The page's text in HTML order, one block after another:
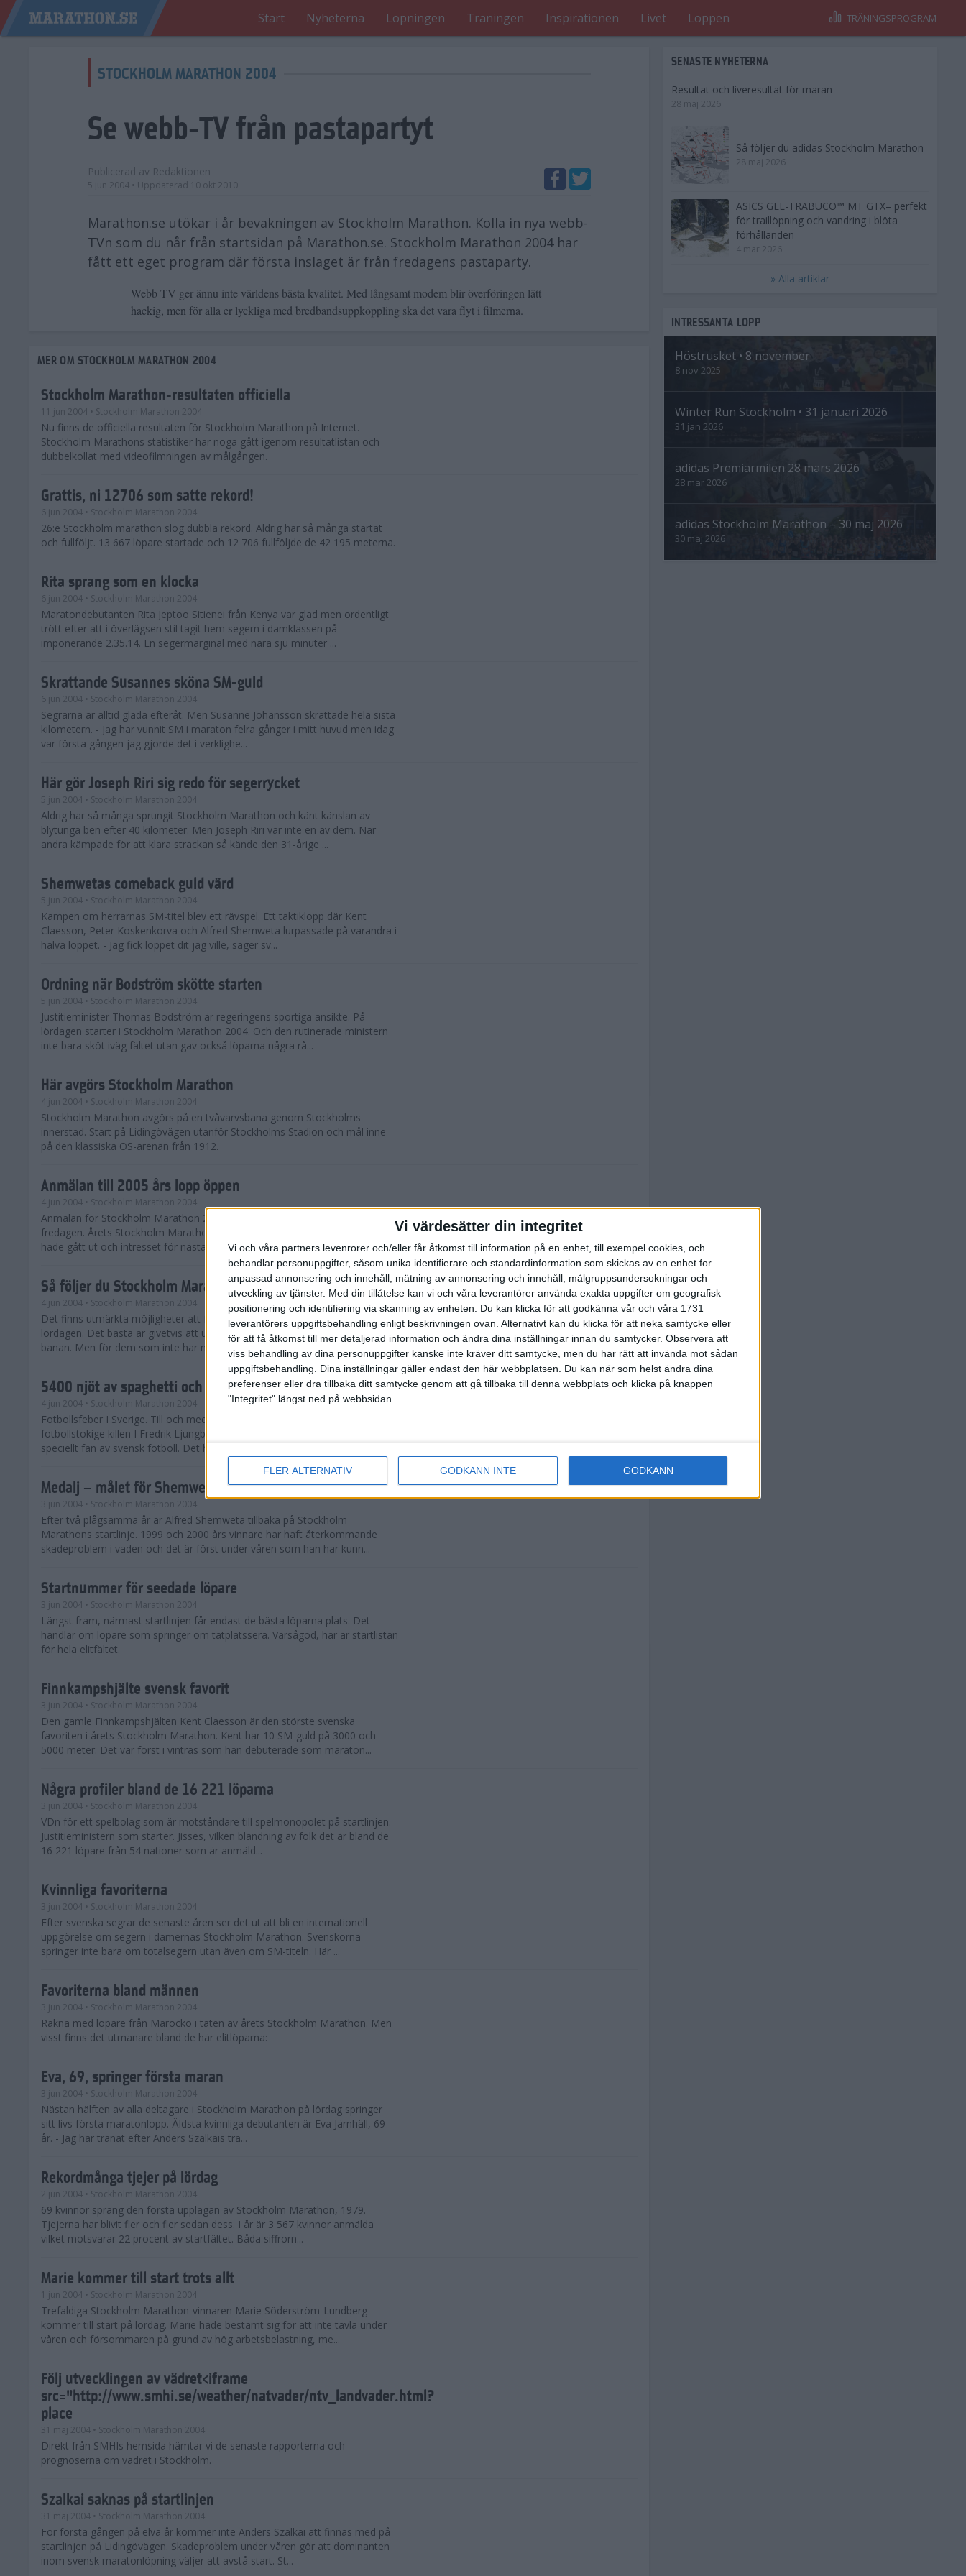
Vi värdesätter din integritet
Vi och våra partners levenrorer och/eller får åtkomst till information på en enhet, till exempel cookies, och
behandlar personuppgifter, såsom unika identifierare och standardinformation som skickas av en enhet for
anpassad annonsering och innehåll, mätning av annonsering och innehåll, målgruppsundersokningar och
utveckling av tjänster. Med din tillåtelse kan vi och våra leverantörer använda exakta uppgifter om geografisk
positionering och identifiering via skanning av enheten. Du kan klicka för att godkänna vår och våra 1731
leverantörers uppgiftsbehandling enligt beskrivningen ovan. Alternativt kan du klicka för att neka samtycke eller
för att få åtkomst till mer detaljerad information och ändra dina inställningar innan du samtycker. Observera att
viss behandling av dina personuppgifter kanske inte kräver ditt samtycke, men du har rätt att invända mot sådan
uppgiftsbehandling. Dina inställningar gäller endast den här webbplatsen. Du kan när som helst ändra dina
preferenser eller dra tillbaka ditt samtycke genom att gå tillbaka till denna webbplats och klicka på knappen
"Integritet" längst ned på webbsidan.
FLER ALTERNATIV GODKÄNN INTE GODKÄNN
Start Nyheterna Löpningen Träningen Inspirationen Livet Loppen TRÄNINGSPROGRAM
STOCKHOLM MARATHON 2004
Se webb-TV från pastapartyt
Publicerad av Redaktionen
5 jun 2004 • Uppdaterad 10 okt 2010
Marathon.se utökar i år bevakningen av Stockholm Marathon. Kolla in nya webb-
TVn som du når från startsidan på Marathon.se. Stockholm Marathon 2004 har
fått ett eget program där första inslaget är från fredagens pastaparty.
Webb-TV ger ännu inte världens bästa kvalitet. Med långsamt modem blir överföringen lätt
hackig, men för alla er lyckliga med bredbandsuppkoppling ska det vara flyt i filmerna.
MER OM STOCKHOLM MARATHON 2004
Stockholm Marathon-resultaten officiella
11 jun 2004 • Stockholm Marathon 2004
Nu finns de officiella resultaten för Stockholm Marathon på Internet.
Stockholm Marathons statistiker har noga gått igenom resultatlistan och
dubbelkollat med videofilmningen av målgången.
Grattis, ni 12706 som satte rekord!
6 jun 2004 • Stockholm Marathon 2004
26:e Stockholm marathon slog dubbla rekord. Aldrig har så många startat
och fullföljt. 13 667 löpare startade och 12 706 fullföljde de 42 195 meterna.
Rita sprang som en klocka
6 jun 2004 • Stockholm Marathon 2004
Maratondebutanten Rita Jeptoo Sitienei från Kenya var glad men ordentligt
trött efter att i överlägsen stil tagit hem segern i damklassen på
imponerande 2.35.14. En segermarginal med nära sju minuter ...
Skrattande Susannes sköna SM-guld
6 jun 2004 • Stockholm Marathon 2004
Segrarna är alltid glada efteråt. Men Susanne Johansson skrattade hela sista
kilometern. - Jag har vunnit SM i maraton felra gånger i mitt huvud men idag
var första gången jag gjorde det i verklighe...
Här gör Joseph Riri sig redo för segerrycket
5 jun 2004 • Stockholm Marathon 2004
Aldrig har så många sprungit Stockholm Marathon och känt känslan av
blytunga ben efter 40 kilometer. Men Joseph Riri var inte en av dem. När
andra kämpade för att klara sträckan så kände den 31-årige ...
Shemwetas comeback guld värd
5 jun 2004 • Stockholm Marathon 2004
Kampen om herrarnas SM-titel blev ett rävspel. Ett taktiklopp där Kent
Claesson, Peter Koskenkorva och Alfred Shemweta lurpassade på varandra i
halva loppet. - Jag fick loppet dit jag ville, säger sv...
Ordning när Bodström skötte starten
5 jun 2004 • Stockholm Marathon 2004
Justitieminister Thomas Bodström är regeringens sportiga ansikte. På
lördagen starter i Stockholm Marathon 2004. Och den rutinerade ministern
inte bara sköt iväg fältet utan gav också löparna några rå...
Här avgörs Stockholm Marathon
4 jun 2004 • Stockholm Marathon 2004
Stockholm Marathon avgörs på en tvåvarvsbana genom Stockholms
innerstad. Start på Lidingövägen utanför Stockholms Stadion och mål inne
på den klassiska OS-arenan från 1912.
Anmälan till 2005 års lopp öppen
4 jun 2004 • Stockholm Marathon 2004
Anmälan för Stockholm Marathon 2005 öppnade officiellt redan på
fredagen. Årets Stockholm Marathon blev fullt redan innan anmälningstiden
hade gått ut och intresset för nästa års lopp lördagen den 4 j...
Så följer du Stockholm Marathon
4 jun 2004 • Stockholm Marathon 2004
Det finns utmärkta möjligheter att följa Stockholm Marathon under
lördagen. Det bästa är givetvis att uppleva loppet som åskådare längs
banan. Men för dem som inte har möjlighet att vara på plats i S...
5400 njöt av spaghetti och sol
4 jun 2004 • Stockholm Marathon 2004
Fotbollsfeber I Sverige. Till och med på Barillas pastaparty. Men den
fotbollstokige killen I Fredrik Ljungbergs landslagströja är inte som ni tror en
speciellt fan av svensk fotboll. Det handlar om e...
Medalj – målet för Shemweta
3 jun 2004 • Stockholm Marathon 2004
Efter två plågsamma år är Alfred Shemweta tillbaka på Stockholm
Marathons startlinje. 1999 och 2000 års vinnare har haft återkommande
skadeproblem i vaden och det är först under våren som han har kunn...
Startnummer för seedade löpare
3 jun 2004 • Stockholm Marathon 2004
Längst fram, närmast startlinjen får endast de bästa löparna plats. Det
handlar om löpare som springer om tätplatssera. Varsågod, här är startlistan
för hela elitfältet.
Finnkampshjälte svensk favorit
3 jun 2004 • Stockholm Marathon 2004
Den gamle Finnkampshjälten Kent Claesson är den störste svenska
favoriten i årets Stockholm Marathon. Kent har 10 SM-guld på 3000 och
5000 meter. Det var först i vintras som han debuterade som maraton...
Några profiler bland de 16 221 löparna
3 jun 2004 • Stockholm Marathon 2004
VDn för ett spelbolag som är motståndare till spelmonopolet på startlinjen.
Justitieministern som starter. Jisses, vilken blandning av folk det är bland de
16 221 löpare från 54 nationer som är anmäld...
Kvinnliga favoriterna
3 jun 2004 • Stockholm Marathon 2004
Efter svenska segrar de senaste åren ser det ut att bli en internationell
uppgörelse om segern i damernas Stockholm Marathon. Svenskorna
springer inte bara om totalsegern utan även om SM-titeln. Här ...
Favoriterna bland männen
3 jun 2004 • Stockholm Marathon 2004
Räkna med löpare från Marocko i täten av årets Stockholm Marathon. Men
visst finns det utmanare bland de här elitlöparna:
Eva, 69, springer första maran
3 jun 2004 • Stockholm Marathon 2004
Nästan hälften av alla deltagare i Stockholm Marathon på lördag springer
sitt livs första maratonlopp. Äldsta kvinnliga debutanten är Eva Järnhäll, 69
år. - Jag har tränat efter Anders Szalkais trä...
Rekordmånga tjejer på lördag
2 jun 2004 • Stockholm Marathon 2004
69 kvinnor sprang den första upplagan av Stockholm Marathon, 1979.
Tjejerna har blivit fler och fler sedan dess. I år är 3 567 kvinnor anmälda
vilket motsvarar 22 procent av startfältet. Båda siffrorn...
Marie kommer till start trots allt
1 jun 2004 • Stockholm Marathon 2004
Trefaldiga Stockholm Marathon-vinnaren Marie Söderström-Lundberg
kommer till start på lördag. Marie hade bestämt sig för att inte tävla under
våren och försommaren på grund av hög arbetsbelastning, me...
Följ utvecklingen av vädret<iframe
src="http://www.smhi.se/weather/natvader/ntv_landvader.html?
place
31 maj 2004 • Stockholm Marathon 2004
Direkt från SMHIs hemsida hämtar vi de senaste rapporterna och
prognoserna om vädret i Stockholm.
Szalkai saknas på startlinjen
31 maj 2004 • Stockholm Marathon 2004
För första gången på elva år kommer inte Anders Szalkai att finnas med på
startlinjen på Lidingövägen. Skadeproblem under våren gör att dominanten
inom svensk maratonlöpning väljer att avstå start. St...
SENASTE NYHETERNA
Resultat och liveresultat för maran
28 maj 2026
Så följer du adidas Stockholm Marathon
28 maj 2026
ASICS GEL-TRABUCO™ MT GTX– perfekt
för traillöpning och vandring i blöta
förhållanden
4 mar 2026
» Alla artiklar
INTRESSANTA LOPP
Höstrusket • 8 november
8 nov 2025
Winter Run Stockholm • 31 januari 2026
31 jan 2026
adidas Premiärmilen 28 mars 2026
28 mar 2026
adidas Stockholm Marathon – 30 maj 2026
30 maj 2026